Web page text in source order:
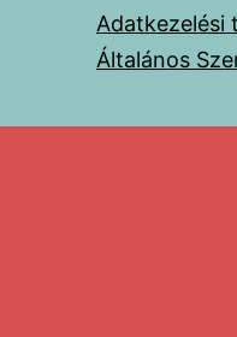
Adatkezelési
Általános